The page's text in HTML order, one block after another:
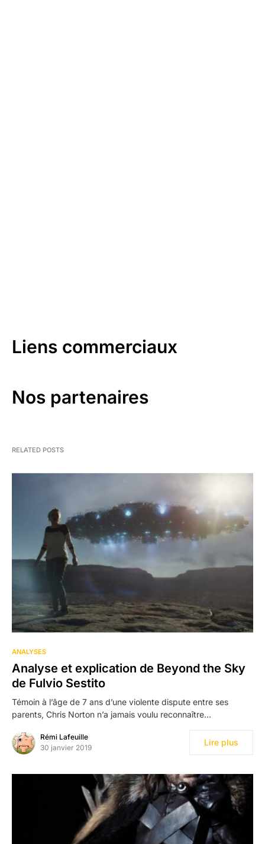
Liens commerciaux
Nos partenaires
RELATED POSTS
ANALYSES
Analyse et explication de Beyond the Sky
de Fulvio Sestito
Témoin à l’âge de 7 ans d’une violente dispute entre ses
parents, Chris Norton n’a jamais voulu reconnaître…
Rémi Lafeuille
30 janvier 2019
Lire plus